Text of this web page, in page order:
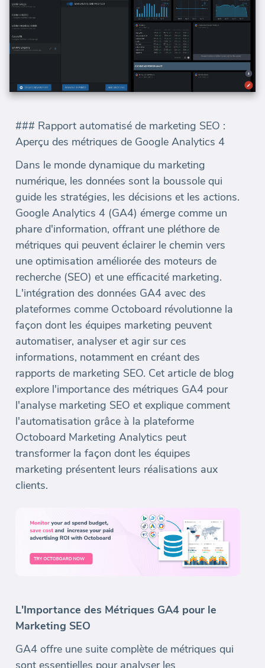
### Rapport automatisé de marketing SEO :
Aperçu des métriques de Google Analytics 4
Dans le monde dynamique du marketing
numérique, les données sont la boussole qui
guide les stratégies, les décisions et les actions.
Google Analytics 4 (GA4) émerge comme un
phare d'information, offrant une pléthore de
métriques qui peuvent éclairer le chemin vers
une optimisation améliorée des moteurs de
recherche (SEO) et une efficacité marketing.
L'intégration des données GA4 avec des
plateformes comme Octoboard révolutionne la
façon dont les équipes marketing peuvent
automatiser, analyser et agir sur ces
informations, notamment en créant des
rapports de marketing SEO. Cet article de blog
explore l'importance des métriques GA4 pour
l'analyse marketing SEO et explique comment
l'automatisation grâce à la plateforme
Octoboard Marketing Analytics peut
transformer la façon dont les équipes
marketing présentent leurs réalisations aux
clients.
L'Importance des Métriques GA4 pour le
Marketing SEO
GA4 offre une suite complète de métriques qui
sont essentielles pour analyser les